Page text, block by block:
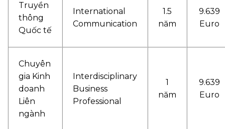
Truyền
thông
Quốc tế
International
Communication
1.5
năm
9.639
Euro
Chuyên
gia Kinh
doanh
Liên
ngành
Interdisciplinary
Business
Professional
1
năm
9.639
Euro